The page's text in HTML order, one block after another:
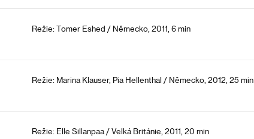
Režie: Tomer Eshed / Německo, 2011, 6 min
Režie: Marina Klauser, Pia Hellenthal / Německo, 2012, 25 min
Režie: Elle Sillanpaa / Velká Británie, 2011, 20 min